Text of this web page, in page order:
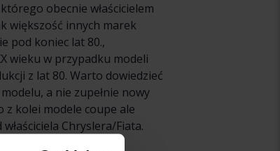
obecnie właścicielem
większość innych marek
pod koniec lat 80.,
wieku w przypadku modeli
z lat 80. Warto dowiedzieć
a nie zupełnie nowy
z kolei modele coupe ale
Chryslera/Fiata.
Samochody są nadal